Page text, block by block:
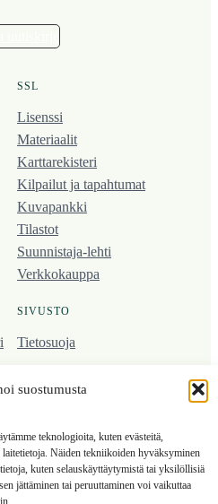
suostumusta
teknologioita, kuten evästeitä,
laitetietoja. Näiden tekniikoiden hyväksyminen
kuten selauskäyttäytymistä tai yksilöllisiä
jättäminen tai peruuttaminen voi vaikuttaa
SSL
Lisenssi
Materiaalit
Karttarekisteri
Kilpailut ja tapahtumat
Kuvapankki
Tilastot
Suunnistaja-lehti
Verkkokauppa
SIVUSTO
Tietosuoja
10, 00380 Helsinki, Finland